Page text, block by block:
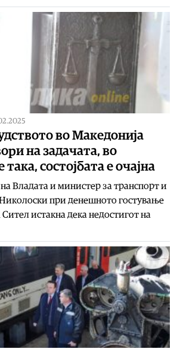
во Македонија
на задачата, во
состојбата е очајна
Владата и министер за транспорт и
при денешното гостување
истакна дека недостигот на